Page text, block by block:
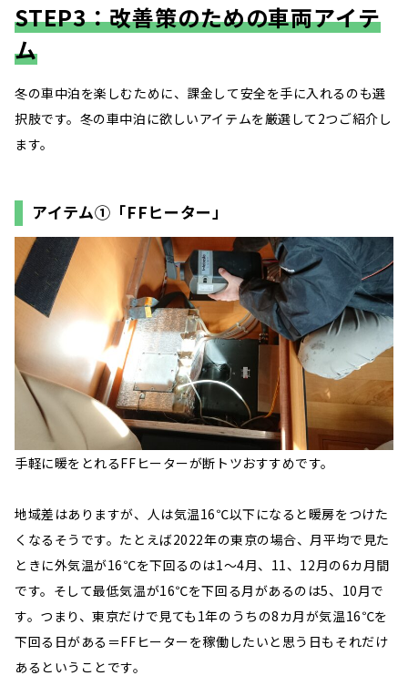
STEP3：改善策のための車両アイテ
ム
冬の車中泊を楽しむために、課金して安全を手に入れるのも選
択肢です。冬の車中泊に欲しいアイテムを厳選して2つご紹介し
ます。
アイテム①「FFヒーター」
手軽に暖をとれるFFヒーターが断トツおすすめです。
地域差はありますが、人は気温16℃以下になると暖房をつけた
くなるそうです。たとえば2022年の東京の場合、月平均で見た
ときに外気温が16℃を下回るのは1〜4月、11、12月の6カ月間
です。そして最低気温が16℃を下回る月があるのは5、10月で
す。つまり、東京だけで見ても1年のうちの8カ月が気温16℃を
下回る日がある＝FFヒーターを稼働したいと思う日もそれだけ
あるということです。